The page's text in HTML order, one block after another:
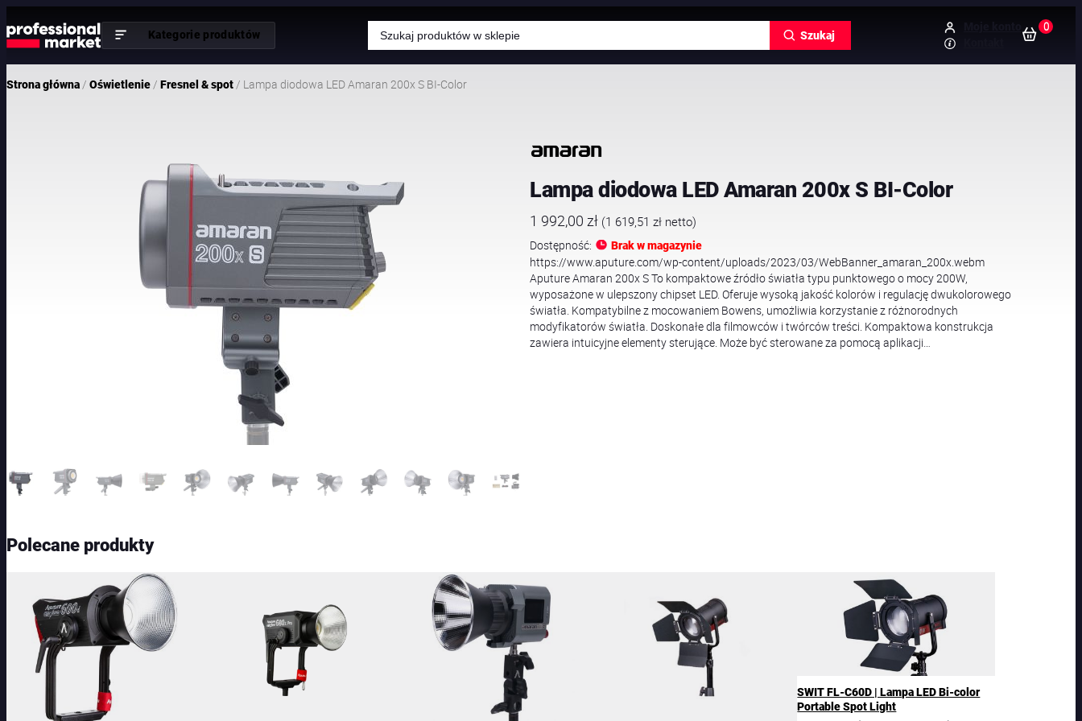
Kategorie produktów
Wyszukiwarka
produktów Szukaj
0
Strona główna/ Oświetlenie/ Fresnel & spot/ Lampa diodowa LED Amaran 200x S BI-Color
Lampa diodowa LED Amaran 200x S BI-Color
1 992,00 zł (1 619,51 zł netto)
Dostępność:
Brak w magazynie
https://www.aputure.com/wp-content/uploads/2023/03/WebBanner_amaran_200x.webm
Aputure Amaran 200x S To kompaktowe źródło światła typu punktowego o mocy 200W,
wyposażone w ulepszony chipset LED. Oferuje wysoką jakość kolorów i regulację dwukolorowego
światła. Kompatybilne z mocowaniem Bowens, umożliwia korzystanie z różnorodnych
modyfikatorów światła. Doskonałe dla filmowców i twórców treści. Kompaktowa konstrukcja
zawiera intuicyjne elementy sterujące. Może być sterowane za pomocą aplikacji…
Polecane produkty
SWIT FL-C60D | Lampa LED Bi-color
Portable Spot Light